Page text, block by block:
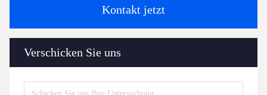
Kontakt jetzt
Verschicken Sie uns